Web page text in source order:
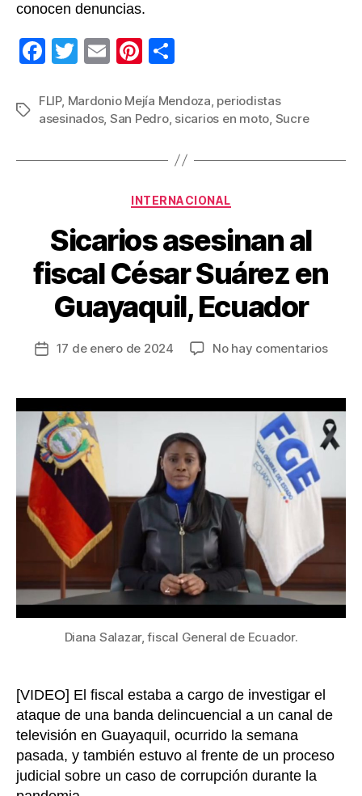
conocen denuncias.
F
c
e
b
k
T
tt
er
E
ail
Pi
er
e
st
m
p
ar
Etiquetas
FLIP, Mardonio Mejía Mendoza, periodistas
asesinados, San Pedro, sicarios en moto, Sucre
Categorías
INTERNACIONAL
Sicarios asesinan al
fiscal César Suárez en
Guayaquil, Ecuador
Fecha
entrada
17 de enero de 2024 No hay comentariosen
al
fiscal
César
Diana Salazar, fiscal General de Ecuador.
[VIDEO] El fiscal estaba a cargo de investigar el
ataque de una banda delincuencial a un canal de
televisión en Guayaquil, ocurrido la semana
pasada, y también estuvo al frente de un proceso
judicial sobre un caso de corrupción durante la